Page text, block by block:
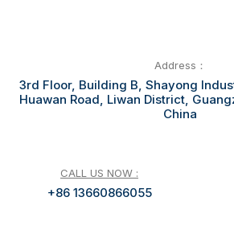
Address：
3rd Floor, Building B, Shayong
Huawan Road, Liwan District,
China
CALL US NOW :
+86 13660866055